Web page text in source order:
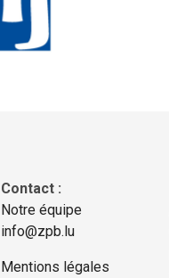
Contact :
Notre équipe
info@zpb.lu
Mentions légales